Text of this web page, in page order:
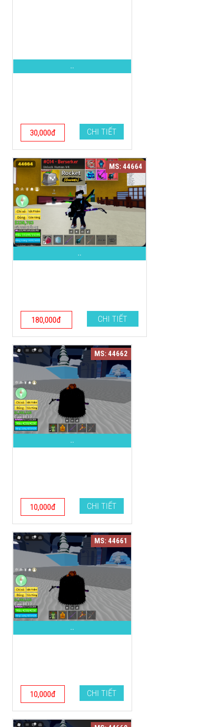
..
30,000đ CHI TIẾT
MS: 44664
..
180,000đ CHI TIẾT
MS: 44662
..
10,000đ CHI TIẾT
MS: 44661
..
10,000đ CHI TIẾT